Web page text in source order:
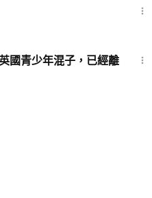
國青少年混子，已經離